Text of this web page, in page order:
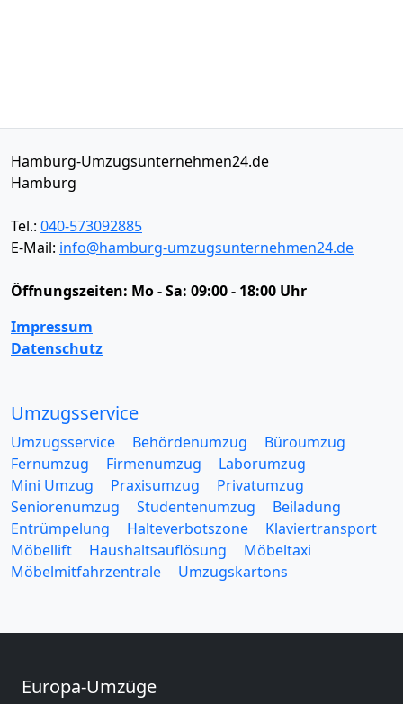
Hamburg-Umzugsunternehmen24.de
Hamburg
Tel.: 040-573092885
E-Mail: info@hamburg-umzugsunternehmen24.de
Öffnungszeiten: Mo - Sa: 09:00 - 18:00 Uhr
Impressum
Datenschutz
Umzugsservice
Umzugsservice Behördenumzug
Büroumzug
Fernumzug
Firmenumzug
Laborumzug
Mini Umzug
Praxisumzug
Privatumzug
Seniorenumzug
Studentenumzug
Beiladung
Entrümpelung
Halteverbotszone
Klaviertransport
Möbellift
Haushaltsauflösung
Möbeltaxi
Möbelmitfahrzentrale
Umzugskartons
Europa-Umzüge